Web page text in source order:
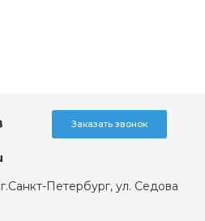
Заказать звонок
Петербург, ул. Седова